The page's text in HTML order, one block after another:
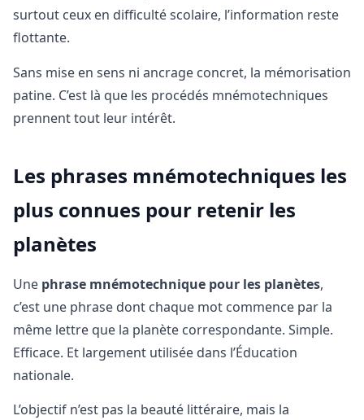
surtout ceux en difficulté scolaire, l’information reste
flottante.
Sans mise en sens ni ancrage concret, la mémorisation
patine. C’est là que les procédés mnémotechniques
prennent tout leur intérêt.
Les phrases mnémotechniques les
plus connues pour retenir les
planètes
Une phrase mnémotechnique pour les planètes,
c’est une phrase dont chaque mot commence par la
même lettre que la planète correspondante. Simple.
Efficace. Et largement utilisée dans l’Éducation
nationale.
L’objectif n’est pas la beauté littéraire, mais la